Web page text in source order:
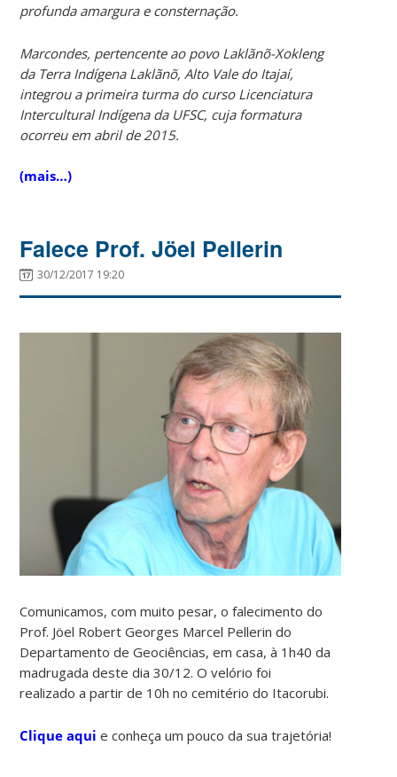
profunda amargura e consternação.
Marcondes, pertencente ao povo Laklãnõ-Xokleng
da Terra Indígena Laklãnõ, Alto Vale do Itajaí,
integrou a primeira turma do curso Licenciatura
Intercultural Indígena da UFSC, cuja formatura
ocorreu em abril de 2015.
(mais…)
Falece Prof. Jöel Pellerin
30/12/2017 19:20
Comunicamos, com muito pesar, o falecimento do
Prof. Jöel Robert Georges Marcel Pellerin do
Departamento de Geociências, em casa, à 1h40 da
madrugada deste dia 30/12. O velório foi
realizado a partir de 10h no cemitério do Itacorubi.
Clique aqui e conheça um pouco da sua trajetória!